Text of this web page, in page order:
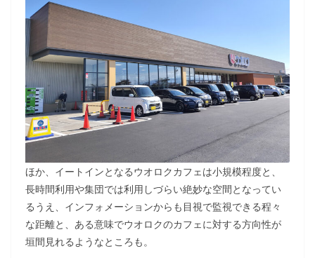
ほか、イートインとなるウオロクカフェは小規模程度と、
長時間利用や集団では利用しづらい絶妙な空間となってい
るうえ、インフォメーションからも目視で監視できる程々
な距離と、ある意味でウオロクのカフェに対する方向性が
垣間見れるようなところも。